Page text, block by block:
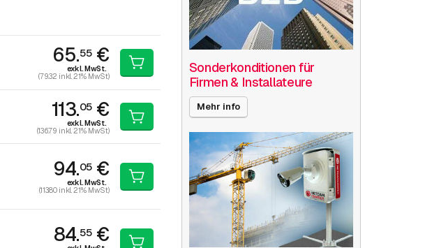
65.55 €
exkl. MwSt.
(79.32 inkl. 21% MwSt)
113.05 €
exkl. MwSt.
(136.79 inkl. 21% MwSt)
94.05 €
exkl. MwSt.
(113.80 inkl. 21% MwSt)
84.55 €
Sonderkonditionen für
Firmen & Installateure
Mehr info